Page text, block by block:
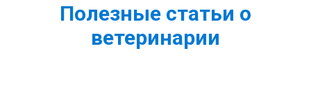
Полезные статьи о
ветеринарии